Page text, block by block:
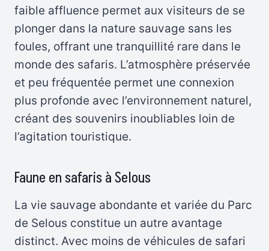
faible affluence permet aux visiteurs de se
plonger dans la nature sauvage sans les
foules, offrant une tranquillité rare dans le
monde des safaris. L’atmosphère préservée
et peu fréquentée permet une connexion
plus profonde avec l’environnement naturel,
créant des souvenirs inoubliables loin de
l’agitation touristique.
Faune en safaris à Selous
La vie sauvage abondante et variée du Parc
de Selous constitue un autre avantage
distinct. Avec moins de véhicules de safari